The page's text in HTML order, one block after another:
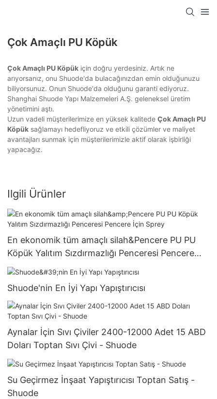
Çok Amaçlı PU Köpük
Çok Amaçlı PU Köpük için doğru yerdesiniz. Artık ne
arıyorsanız, onu Shuode'da bulacağınızdan emin olduğunuzu
biliyorsunuz. Onun Shuode'da olduğunu garanti ediyoruz.
Shanghai Shuode Yapı Malzemeleri A.Ş. geleneksel üretim
yönetimini aştı.
Uzun vadeli müşterilerimize en yüksek kalitede Çok Amaçlı PU
Köpük sağlamayı hedefliyoruz ve etkili çözümler ve maliyet
avantajları sunmak için müşterilerimizle aktif olarak işbirliği
yapacağız.
Ilgili Ürünler
En ekonomik tüm amaçlı silah&Pencere PU PU
Köpük Yalıtım Sızdırmazlığı Penceresi Pencere
İçin Sprey
Shuode'nin En İyi Yapı Yapıştırıcısı
Aynalar İçin Sıvı Çiviler 2400-12000 Adet 15 ABD
Doları Toptan Sıvı Çivi - Shuode
Su Geçirmez İnşaat Yapıştırıcısı Toptan Satış -
Shuode